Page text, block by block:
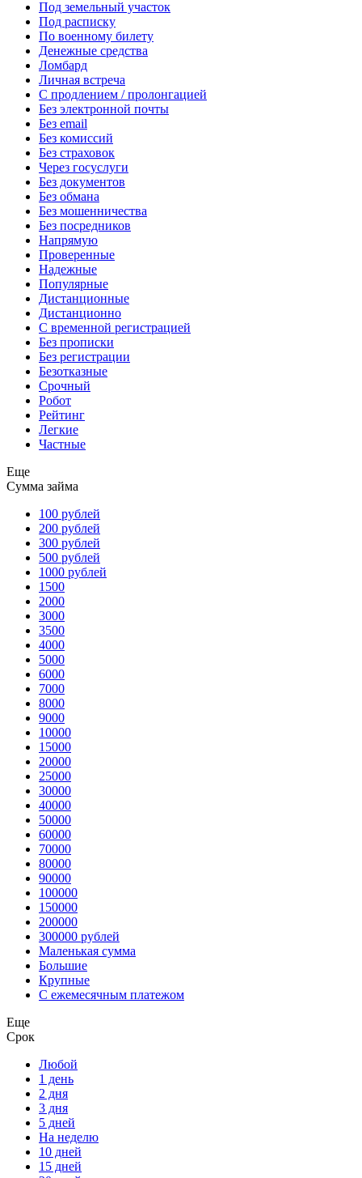
Под земельный участок
Под расписку
По военному билету
Денежные средства
Ломбард
Личная встреча
С продлением / пролонгацией
Без электронной почты
Без email
Без комиссий
Без страховок
Через госуслуги
Без документов
Без обмана
Без мошенничества
Без посредников
Напрямую
Проверенные
Надежные
Популярные
Дистанционные
Дистанционно
С временной регистрацией
Без прописки
Без регистрации
Безотказные
Срочный
Робот
Рейтинг
Легкие
Частные
Еще
Сумма займа
100 рублей
200 рублей
300 рублей
500 рублей
1000 рублей
1500
2000
3000
3500
4000
5000
6000
7000
8000
9000
10000
15000
20000
25000
30000
40000
50000
60000
70000
80000
90000
100000
150000
200000
300000 рублей
Маленькая сумма
Большие
Крупные
С ежемесячным платежом
Еще
Срок
Любой
1 день
2 дня
3 дня
5 дней
На неделю
10 дней
15 дней